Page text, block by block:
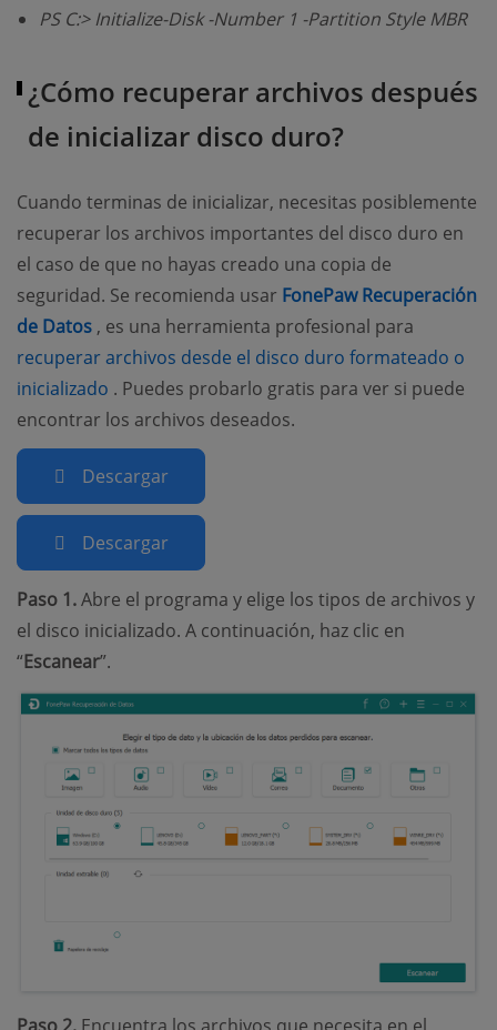
PS C:> Initialize-Disk -Number 1 -Partition Style MBR
¿Cómo recuperar archivos después
de inicializar disco duro?
Cuando terminas de inicializar, necesitas posiblemente
recuperar los archivos importantes del disco duro en
el caso de que no hayas creado una copia de
seguridad. Se recomienda usar FonePaw Recuperación
de Datos (opens new window)
, es una herramienta profesional para
recuperar archivos desde el disco duro formateado o
inicializado (opens new window)
. Puedes probarlo gratis para ver si puede
encontrar los archivos deseados.
Descargar
Descargar
Paso 1.Abre el programa y elige los tipos de archivos y
el disco inicializado. A continuación, haz clic en
“Escanear”.